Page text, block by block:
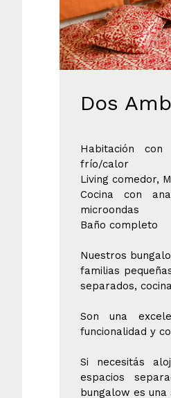
Dos
Habitación
frío/calor
Living comedor,
Cocina con
microondas
Baño completo
Nuestros
familias
separados,
Son una
funcionalidad y
Si necesitás
espacios
bungalow es